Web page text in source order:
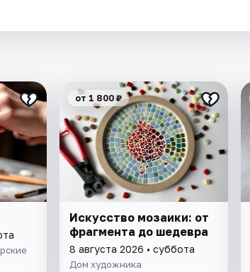
от 1 800 ₽
Искусство мозаики: от
фрагмента до шедевра
8 августа 2026 • суббота
Дом художника